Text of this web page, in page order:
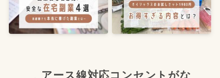
アース線対応コンセントがな